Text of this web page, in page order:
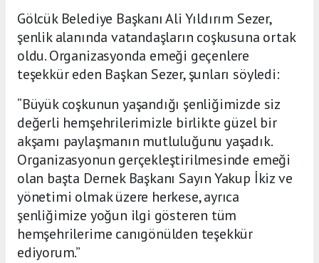
Gölcük Belediye Başkanı Ali Yıldırım Sezer,
şenlik alanında vatandaşların coşkusuna ortak
oldu. Organizasyonda emeği geçenlere
teşekkür eden Başkan Sezer, şunları söyledi:
“Büyük coşkunun yaşandığı şenliğimizde siz
değerli hemşehrilerimizle birlikte güzel bir
akşamı paylaşmanın mutluluğunu yaşadık.
Organizasyonun gerçekleştirilmesinde emeği
olan başta Dernek Başkanı Sayın Yakup İkiz ve
yönetimi olmak üzere herkese, ayrıca
şenliğimize yoğun ilgi gösteren tüm
hemşehrilerime canıgönülden teşekkür
ediyorum.”